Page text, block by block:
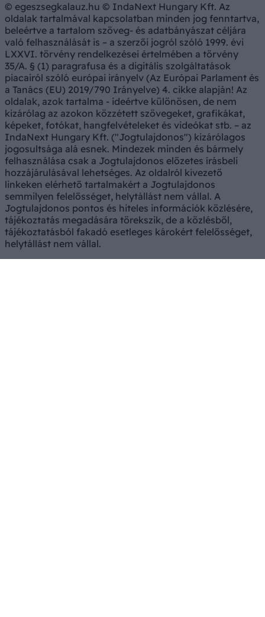
© egeszsegkalauz.hu © IndaNext Hungary Kft. Az
oldalak tartalmával kapcsolatban minden jog fenntartva,
beleértve a tartalom szöveg- és adatbányászat céljára
való felhasználását is – a szerzői jogról szóló 1999. évi
LXXVI. törvény rendelkezései értelmében a törvény
35/A. § (1) paragrafusa és a digitális szolgáltatások
piacairól szóló európai irányelv (Az Európai Parlament és
a Tanács (EU) 2019/790 Irányelve) 4. cikke alapján! Az
oldalak, azok tartalma - ideértve különösen, de nem
kizárólag az azokon közzétett szövegeket, grafikákat,
képeket, fotókat, hangfelvételeket és videókat stb. – az
IndaNext Hungary Kft. ("Jogtulajdonos") kizárólagos
jogosultsága alá esnek. Mindezek minden és bármely
felhasználása csak a Jogtulajdonos előzetes írásbeli
hozzájárulásával lehetséges. Az oldalról kivezető
linkeken elérhető tartalmakért a Jogtulajdonos
semmilyen felelősséget, helytállást nem vállal. A
Jogtulajdonos pontos és hiteles információk közlésére,
tájékoztatás megadására törekszik, de a közlésből,
tájékoztatásból fakadó esetleges károkért felelősséget,
helytállást nem vállal.